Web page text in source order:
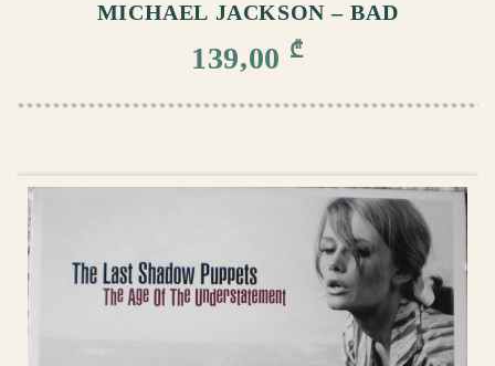
MICHAEL JACKSON – BAD
139,00 ₾